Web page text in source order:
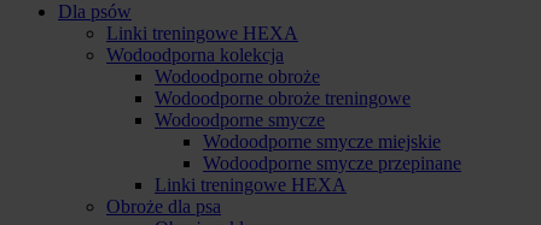
Dla psów
Linki treningowe HEXA
Wodoodporna kolekcja
Wodoodporne obroże
Wodoodporne obroże treningowe
Wodoodporne smycze
Wodoodporne smycze miejskie
Wodoodporne smycze przepinane
Linki treningowe HEXA
Obroże dla psa